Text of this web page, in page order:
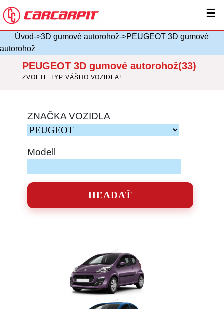
☰
Úvod->3D gumové autorohož->PEUGEOT 3D gumové
autorohož
PEUGEOT 3D gumové autorohož(33)
ZVOĽTE TYP VÁŠHO VOZIDLA!
ZNAČKA VOZIDLA
Modell
HĽADAŤ